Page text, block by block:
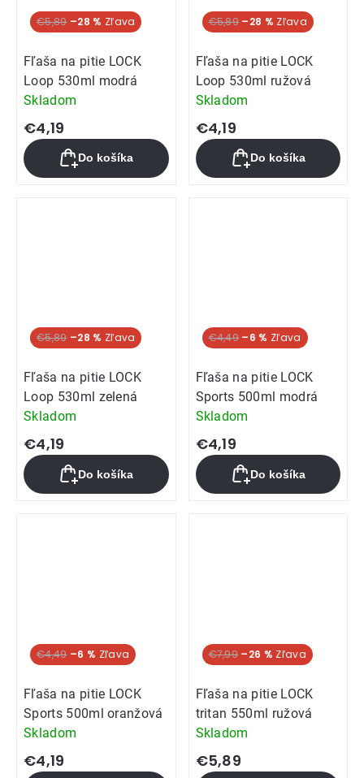
Akcia
€5,89 –28 %
Fľaša na pitie LOCK
Loop 530ml modrá
Skladom
€4,19
Do košíka
Akcia
€5,89 –28 %
Fľaša na pitie LOCK
Loop 530ml ružová
Skladom
€4,19
Do košíka
Akcia
€5,89 –28 %
Fľaša na pitie LOCK
Loop 530ml zelená
Skladom
€4,19
Do košíka
€4,49 –6 %
Fľaša na pitie LOCK
Sports 500ml modrá
Skladom
€4,19
Do košíka
€4,49 –6 %
Fľaša na pitie LOCK
Sports 500ml oranžová
Skladom
€4,19
Akcia
€7,99 –26 %
Fľaša na pitie LOCK
tritan 550ml ružová
Skladom
€5,89